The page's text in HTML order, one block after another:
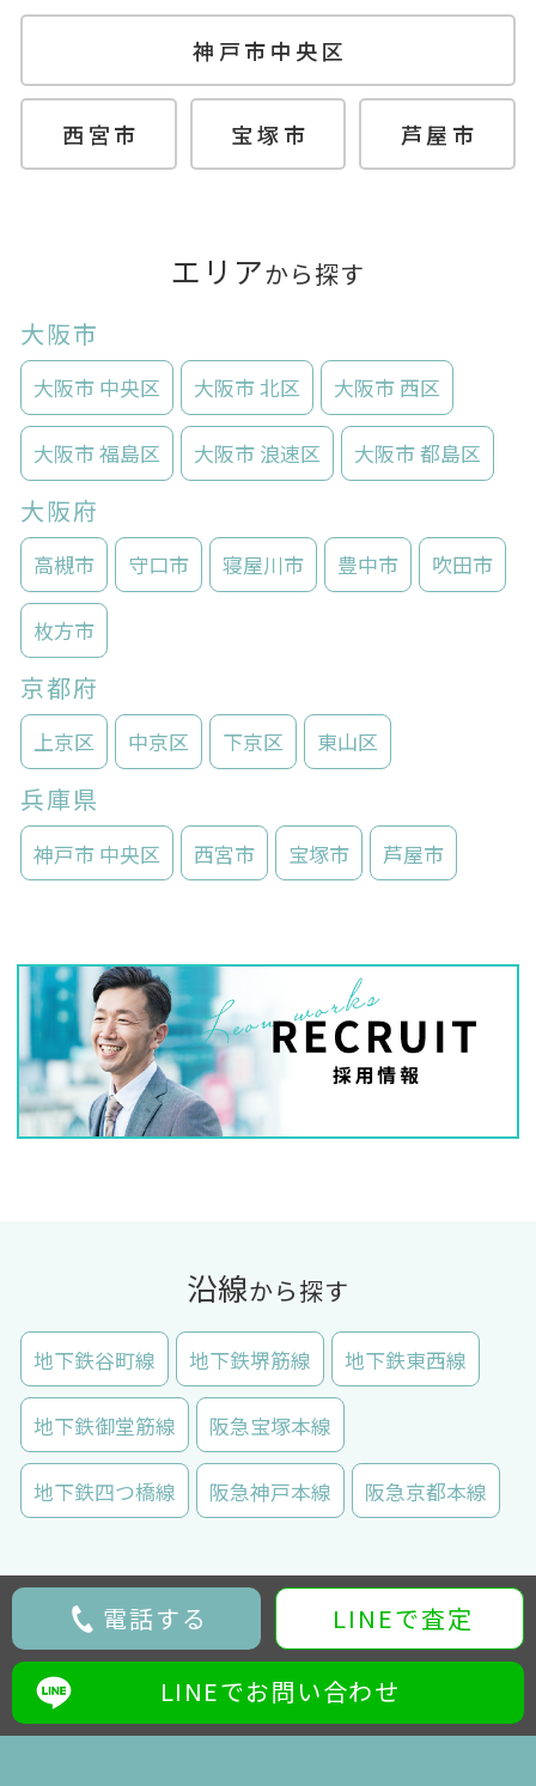
神戸市中央区
西宮市 宝塚市 芦屋市
エリアから探す
大阪市
大阪市 中央区 大阪市 北区 大阪市 西区
大阪市 福島区 大阪市 浪速区 大阪市 都島区
大阪府
高槻市 守口市 寝屋川市 豊中市 吹田市
枚方市
京都府
上京区 中京区 下京区 東山区
兵庫県
神戸市 中央区 西宮市 宝塚市 芦屋市
沿線から探す
地下鉄谷町線 地下鉄堺筋線 地下鉄東西線
地下鉄御堂筋線 阪急宝塚本線
地下鉄四つ橋線 阪急神戸本線 阪急京都本線
電話する LINEで査定
LINEでお問い合わせ